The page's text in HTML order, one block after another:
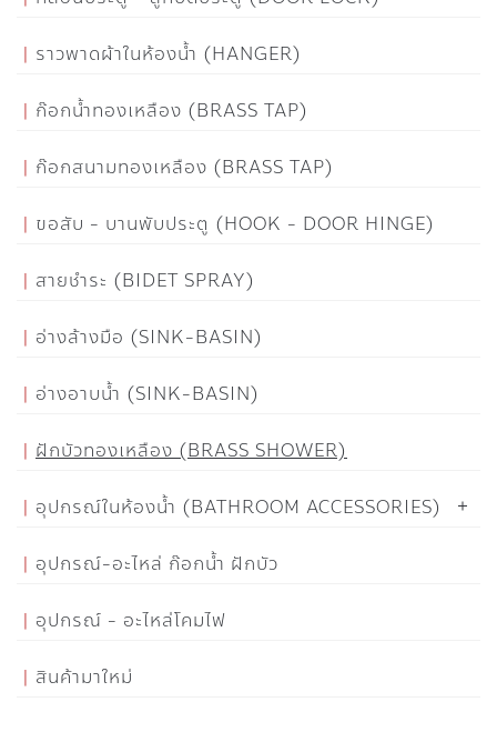
ราวพาดผ้าในห้องน้ำ (HANGER)
ก๊อกน้ำทองเหลือง (BRASS TAP)
ก๊อกสนามทองเหลือง (BRASS TAP)
ขอสับ - บานพับประตู (HOOK - DOOR HINGE)
สายชำระ (BIDET SPRAY)
อ่างล้างมือ (SINK-BASIN)
อ่างอาบน้ำ (SINK-BASIN)
ฝักบัวทองเหลือง (BRASS SHOWER)
อุปกรณ์ในห้องน้ำ (BATHROOM ACCESSORIES)
อุปกรณ์-อะไหล่ ก๊อกน้ำ ฝักบัว
อุปกรณ์ - อะไหล่โคมไฟ
สินค้ามาใหม่